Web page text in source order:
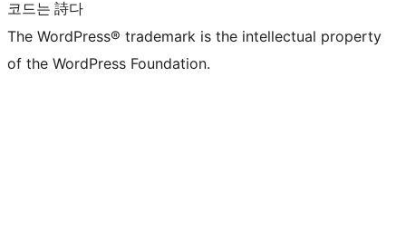
코드는 詩다
The WordPress® trademark is the intellectual property
of the WordPress Foundation.